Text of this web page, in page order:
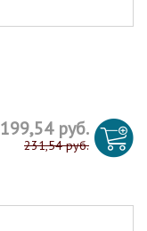
199,54 руб.
231,54 руб.